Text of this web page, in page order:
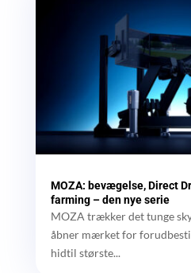
MOZA: bevægelse, Direct
farming – den nye serie
MOZA trækker det tunge
åbner mærket for
hidtil største...